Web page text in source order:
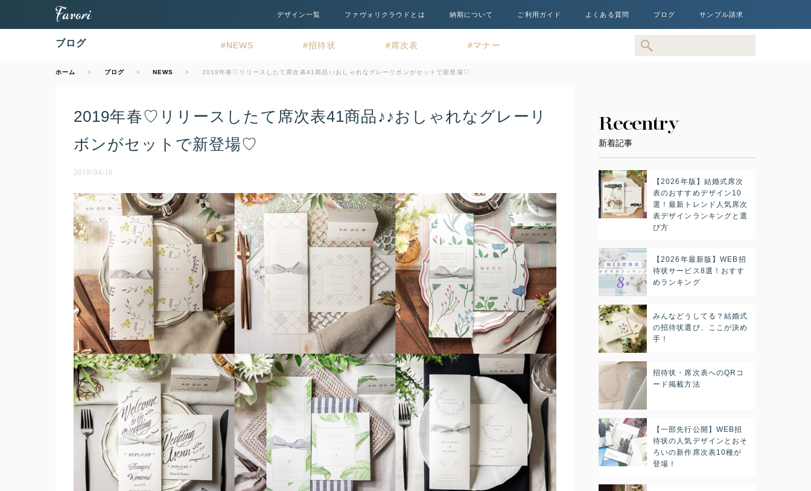
デザイン一覧 ファヴォリクラウドとは 納期について ご利用ガイド よくある質問 ブログ サンプル請求
ブログ NEWS 招待状 席次表 マナー
ホーム ブログ NEWS 2019年春♡リリースしたて席次表41商品♪♪おしゃれなグレーリボンがセットで新登場♡
2019年春♡リリースしたて席次表41商品♪♪おしゃれなグレーリ
ボンがセットで新登場♡
2019/04/10
Recentry
新着記事
【2026年版】結婚式席次
表のおすすめデザイン10
選！最新トレンド人気席次
表デザインランキングと選
び方
【2026年最新版】WEB招
待状サービス8選！おすす
めランキング
みんなどうしてる？結婚式
の招待状選び、ここが決め
手！
招待状・席次表へのQRコ
ード掲載方法
【一部先行公開】WEB招
待状の人気デザインとおそ
ろいの新作席次表10種が
登場！